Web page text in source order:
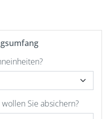
Sie absichern?